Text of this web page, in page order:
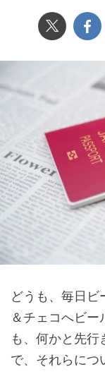
どうも、毎日ビ
＆チェコへビ
も、何かと先
で、それらにつ